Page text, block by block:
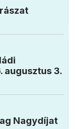
augusztus 3.
Nagydíjat